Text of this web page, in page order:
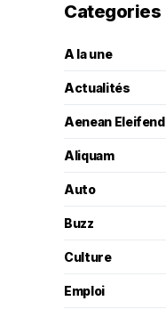
Categories
A la une
Actualités
Aenean Eleifend
Aliquam
Auto
Buzz
Culture
Emploi